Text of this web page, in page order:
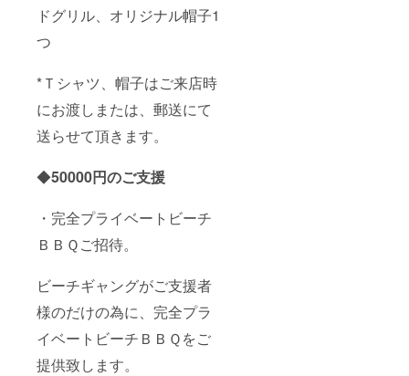
ドグリル、オリジナル帽子1
つ
*Ｔシャツ、帽子はご来店時
にお渡しまたは、郵送にて
送らせて頂きます。
◆50000円のご支援
・完全プライベートビーチ
ＢＢＱご招待。
ビーチギャングがご支援者
様のだけの為に、完全プラ
イベートビーチＢＢＱをご
提供致します。